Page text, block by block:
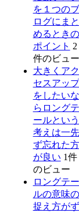
を１つのブ
ログにまと
めるときの
ポイント 2
件のビュー
大きくアク
セスアップ
をしたいな
らロングテ
ールという
考えは一先
ず忘れた方
が良い 1件
のビュー
ロングテー
ルの意味の
捉え方がず